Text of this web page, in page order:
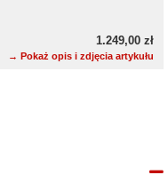
1.249,00 zł
→ Pokaż opis i zdjęcia artykułu